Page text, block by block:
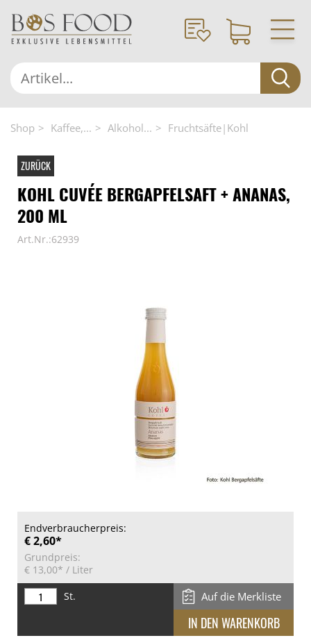
Shop Kaffee,... Alkohol... Fruchtsäfte|Kohl
ZURÜCK
KOHL CUVÉE BERGAPFELSAFT + ANANAS,
200 ML
Art.Nr.:62939
Endverbraucherpreis:
€ 2,60*
Grundpreis:
€ 13,00* / Liter
St.
Auf die Merkliste